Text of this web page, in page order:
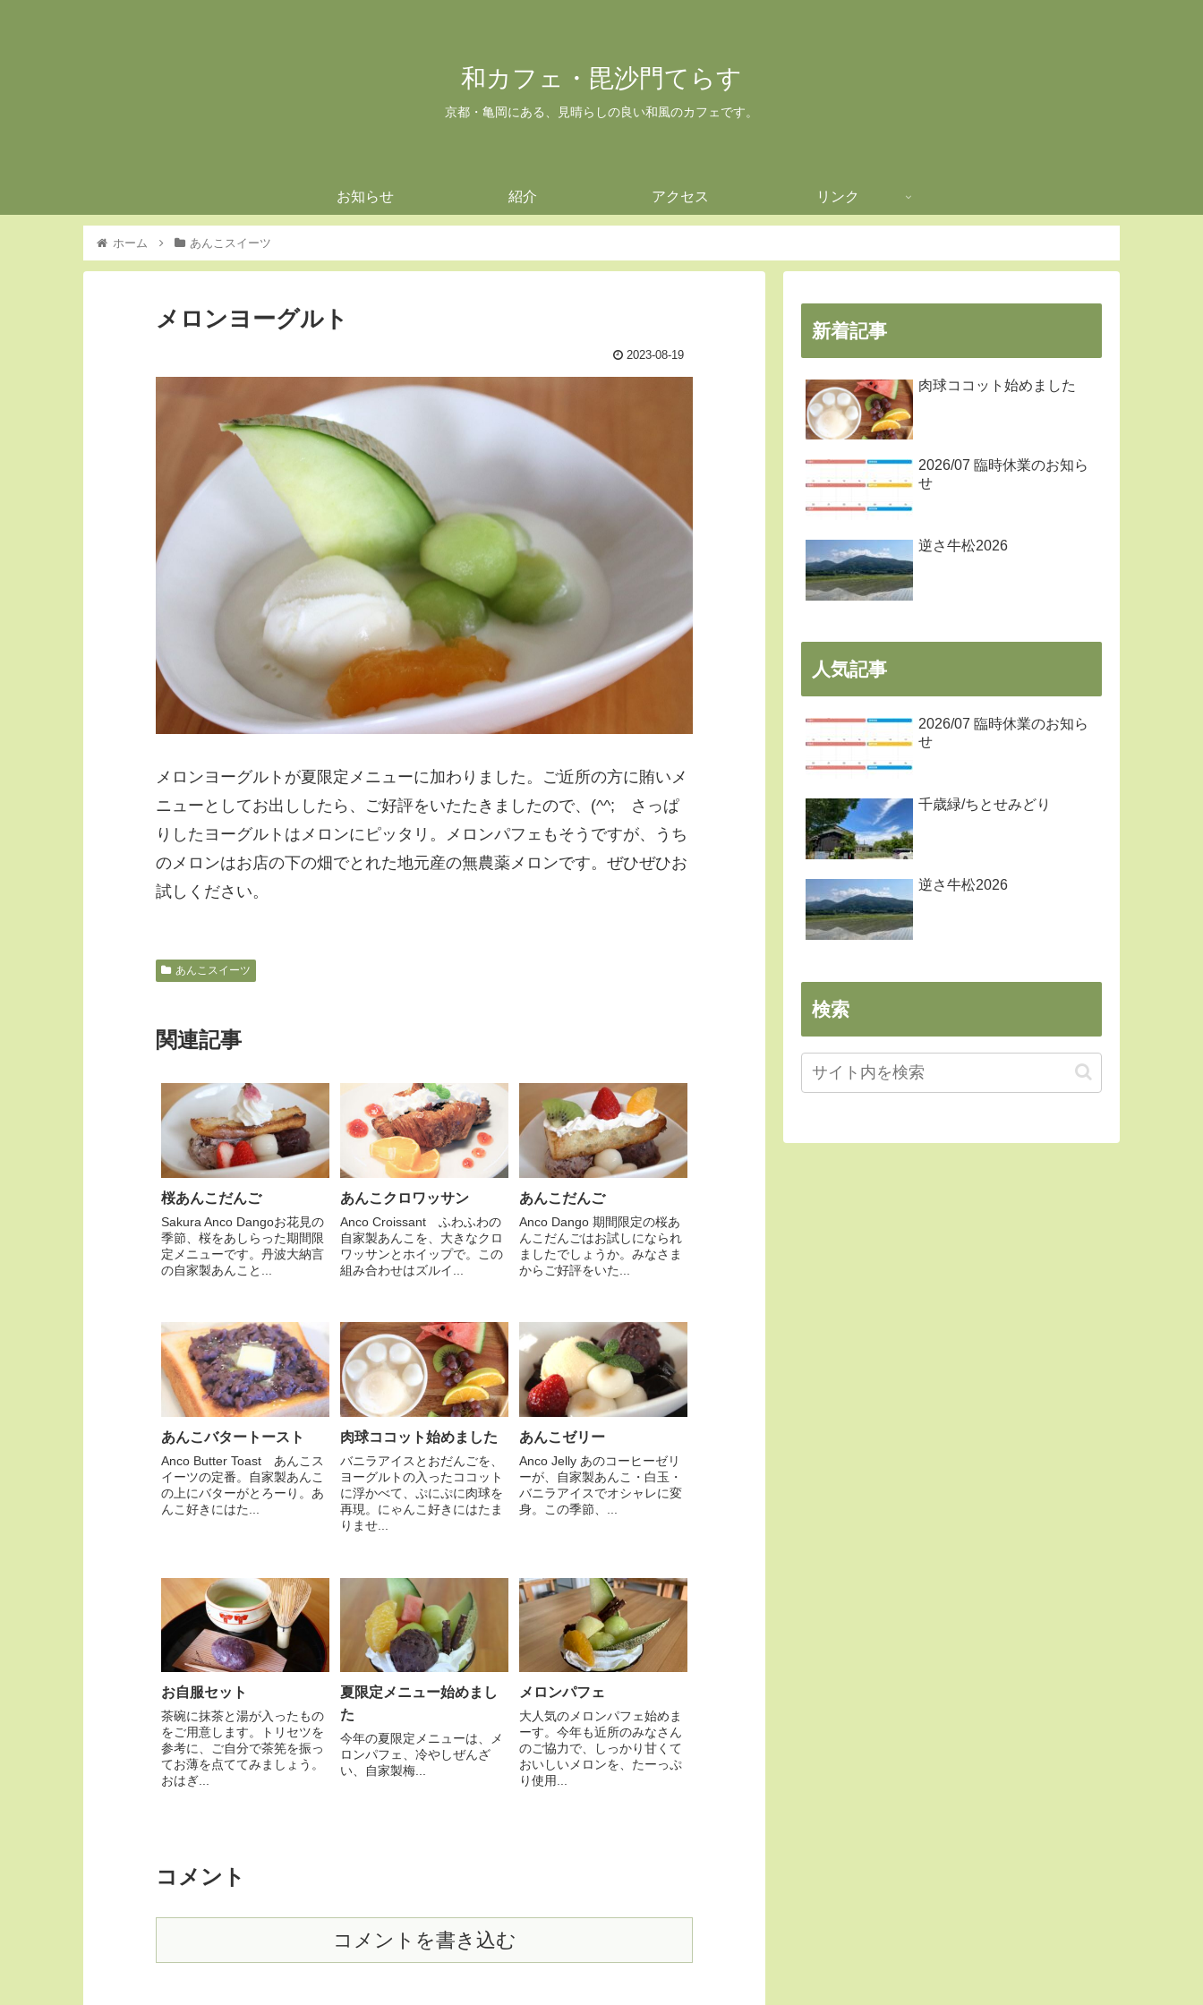
和カフェ・毘沙門てらす
京都・亀岡にある、見晴らしの良い和風のカフェです。
お知らせ 紹介 アクセス リンク
ホーム あんこスイーツ
メロンヨーグルト
2023-08-19
メロンヨーグルトが夏限定メニューに加わりました。ご近所の方に賄いメ
ニューとしてお出ししたら、ご好評をいたたきましたので、(^^; さっぱ
りしたヨーグルトはメロンにピッタリ。メロンパフェもそうですが、うち
のメロンはお店の下の畑でとれた地元産の無農薬メロンです。ぜひぜひお
試しください。
あんこスイーツ
関連記事
桜あんこだんご
Sakura Anco Dangoお花見の
季節、桜をあしらった期間限
定メニューです。丹波大納言
の自家製あんこと...
あんこクロワッサン
Anco Croissant ふわふわの
自家製あんこを、大きなクロ
ワッサンとホイップで。この
組み合わせはズルイ...
あんこだんご
Anco Dango 期間限定の桜あ
んこだんごはお試しになられ
ましたでしょうか。みなさま
からご好評をいた...
あんこバタートースト
Anco Butter Toast あんこス
イーツの定番。自家製あんこ
の上にバターがとろーり。あ
んこ好きにはた...
肉球ココット始めました
バニラアイスとおだんごを、
ヨーグルトの入ったココット
に浮かべて、ぷにぷに肉球を
再現。にゃんこ好きにはたま
りませ...
あんこゼリー
Anco Jelly あのコーヒーゼリ
ーが、自家製あんこ・白玉・
バニラアイスでオシャレに変
身。この季節、...
お自服セット
茶碗に抹茶と湯が入ったもの
をご用意します。トリセツを
参考に、ご自分で茶筅を振っ
てお薄を点ててみましょう。
おはぎ...
夏限定メニュー始めまし
た
今年の夏限定メニューは、メ
ロンパフェ、冷やしぜんざ
い、自家製梅...
メロンパフェ
大人気のメロンパフェ始めま
ーす。今年も近所のみなさん
のご協力で、しっかり甘くて
おいしいメロンを、たーっぷ
り使用...
コメント
コメントを書き込む
新着記事
肉球ココット始めました
2026/07 臨時休業のお知ら
せ
逆さ牛松2026
人気記事
2026/07 臨時休業のお知ら
せ
千歳緑/ちとせみどり
逆さ牛松2026
検索